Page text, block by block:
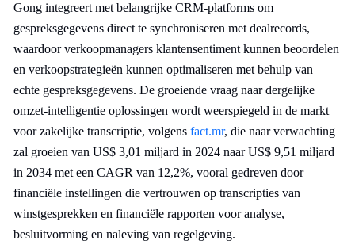
Gong integreert met belangrijke CRM-platforms om
gespreksgegevens direct te synchroniseren met dealrecords,
waardoor verkoopmanagers klantensentiment kunnen beoordelen
en verkoopstrategieën kunnen optimaliseren met behulp van
echte gespreksgegevens. De groeiende vraag naar dergelijke
omzet-intelligentie oplossingen wordt weerspiegeld in de markt
voor zakelijke transcriptie, volgens fact.mr, die naar verwachting
zal groeien van US$ 3,01 miljard in 2024 naar US$ 9,51 miljard
in 2034 met een CAGR van 12,2%, vooral gedreven door
financiële instellingen die vertrouwen op transcripties van
winstgesprekken en financiële rapporten voor analyse,
besluitvorming en naleving van regelgeving.